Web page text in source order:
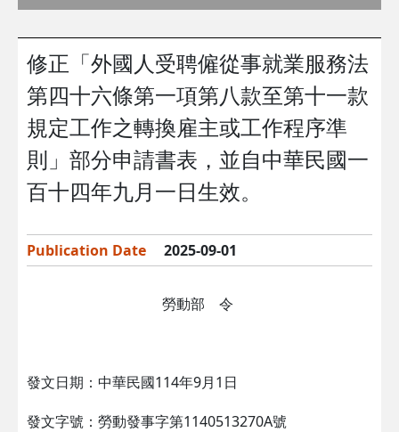
修正「外國人受聘僱從事就業服務法
第四十六條第一項第八款至第十一款
規定工作之轉換雇主或工作程序準
則」部分申請書表，並自中華民國一
百十四年九月一日生效。
Publication Date 2025-09-01
勞動部 令
發文日期：中華民國114年9月1日
發文字號：勞動發事字第1140513270A號